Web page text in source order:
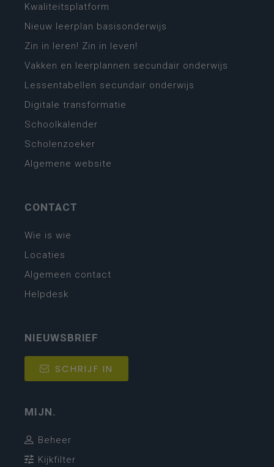
Kwaliteitsplatform
Nieuw leerplan basisonderwijs
Zin in leren! Zin in leven!
Vakken en leerplannen secundair onderwijs
Lessentabellen secundair onderwijs
Digitale transformatie
Schoolkalender
Scholenzoeker
Algemene website
CONTACT
Wie is wie
Locaties
Algemeen contact
Helpdesk
NIEUWSBRIEF
SCHRIJF IN
MIJN.
Beheer
Kijkfilter